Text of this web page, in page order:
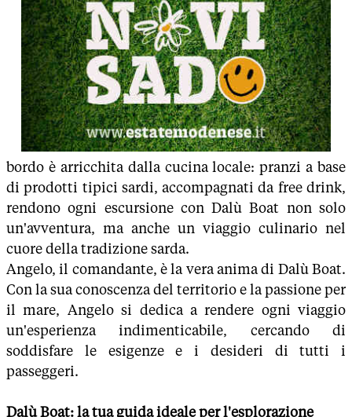
bordo è arricchita dalla cucina locale: pranzi a base
di prodotti tipici sardi, accompagnati da free drink,
rendono ogni escursione con Dalù Boat non solo
un'avventura, ma anche un viaggio culinario nel
cuore della tradizione sarda.
Angelo, il comandante, è la vera anima di Dalù Boat.
Con la sua conoscenza del territorio e la passione per
il mare, Angelo si dedica a rendere ogni viaggio
un'esperienza indimenticabile, cercando di
soddisfare le esigenze e i desideri di tutti i
passeggeri.
Dalù Boat: la tua guida ideale per l'esplorazione